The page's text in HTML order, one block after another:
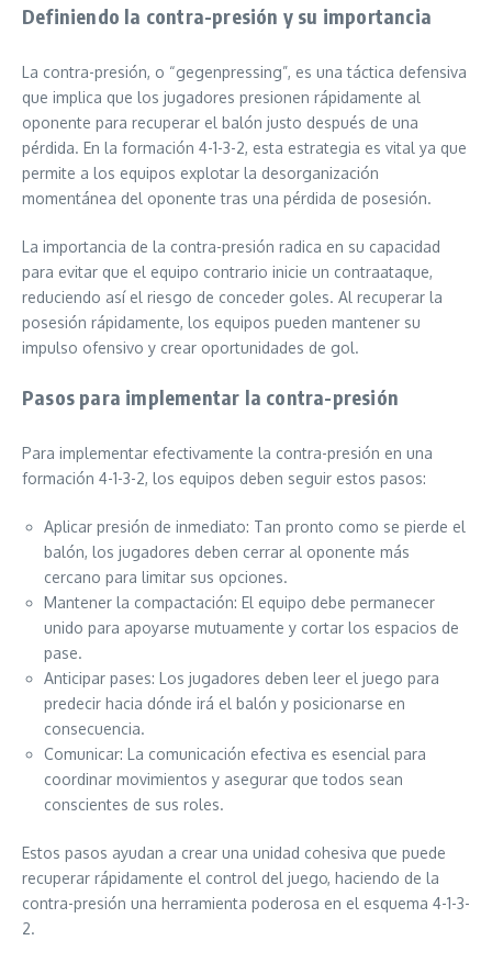
Definiendo la contra-presión y su importancia
La contra-presión, o “gegenpressing”, es una táctica defensiva
que implica que los jugadores presionen rápidamente al
oponente para recuperar el balón justo después de una
pérdida. En la formación 4-1-3-2, esta estrategia es vital ya que
permite a los equipos explotar la desorganización
momentánea del oponente tras una pérdida de posesión.
La importancia de la contra-presión radica en su capacidad
para evitar que el equipo contrario inicie un contraataque,
reduciendo así el riesgo de conceder goles. Al recuperar la
posesión rápidamente, los equipos pueden mantener su
impulso ofensivo y crear oportunidades de gol.
Pasos para implementar la contra-presión
Para implementar efectivamente la contra-presión en una
formación 4-1-3-2, los equipos deben seguir estos pasos:
Aplicar presión de inmediato: Tan pronto como se pierde el
balón, los jugadores deben cerrar al oponente más
cercano para limitar sus opciones.
Mantener la compactación: El equipo debe permanecer
unido para apoyarse mutuamente y cortar los espacios de
pase.
Anticipar pases: Los jugadores deben leer el juego para
predecir hacia dónde irá el balón y posicionarse en
consecuencia.
Comunicar: La comunicación efectiva es esencial para
coordinar movimientos y asegurar que todos sean
conscientes de sus roles.
Estos pasos ayudan a crear una unidad cohesiva que puede
recuperar rápidamente el control del juego, haciendo de la
contra-presión una herramienta poderosa en el esquema 4-1-3-
2.